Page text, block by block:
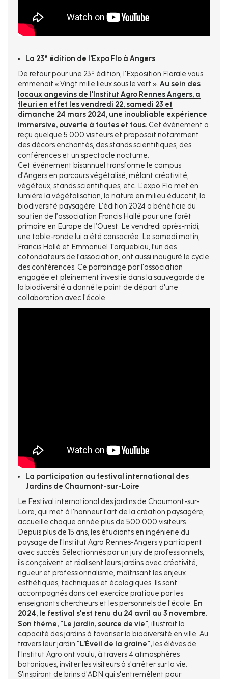
La 23e édition de l'Expo Flo à Angers
De retour pour une 23e édition, l'Exposition Florale vous
emmenait « Vingt mille lieux sous le vert ». Au sein des
locaux angevins de l'Institut Agro Rennes Angers, a
fleuri en effet les vendredi 22, samedi 23 et
dimanche 24 mars 2024, une inoubliable expérience
immersive, ouverte à toutes et tous.Cet événement a
reçu quelque 5 000 visiteurs et proposait notamment
des décors enchantés, des stands scientifiques, des
conférences et un spectacle nocturne.
Cet événement bisannuel transforme le campus
d’Angers en parcours végétalisé, mêlant créativité,
végétaux, stands scientifiques, etc. L'expo Flo met en
lumière la végétalisation, la nature en milieu éducatif, la
biodiversité paysagère. L’édition 2024 a bénéficie du
soutien de l’association Francis Hallé pour une forêt
primaire en Europe de l’Ouest. Le vendredi après-midi,
une table-ronde lui a été consacrée. Le samedi matin,
Francis Hallé et Emmanuel Torquebiau, l’un des
cofondateurs de l’association, ont aussi inauguré le cycle
des conférences. Ce parrainage par l'association
engagée et pleinement investie dans la sauvegarde de
la biodiversité a donné le point de départ d'une
collaboration avec l'école.
La participation au festival international des
Jardins de Chaumont-sur-Loire
Le Festival international des jardins de Chaumont-sur-
Loire, qui met à l’honneur l’art de la création paysagère,
accueille chaque année plus de 500 000 visiteurs.
Depuis plus de 15 ans, les étudiants en ingénierie du
paysage de l’Institut Agro Rennes-Angers y participent
avec succès. Sélectionnés par un jury de professionnels,
ils conçoivent et réalisent leurs jardins avec créativité,
rigueur et professionnalisme, maîtrisant les enjeux
esthétiques, techniques et écologiques. Ils sont
accompagnés dans cet exercice pratique par les
enseignants chercheurs et les personnels de l'école. En
2024, le festival s'est tenu du 24 avril au 3 novembre.
Son thème, "Le jardin, source de vie", illustrait la
capacité des jardins à favoriser la biodiversité en ville. Au
travers leur jardin "L’Éveil de la graine", les élèves de
l'Institut Agro ont voulu, à travers 4 atmosphères
botaniques, inviter les visiteurs à s'arrêter sur la vie.
S'inspirant de brins d'ADN qui s'entremêlent pour